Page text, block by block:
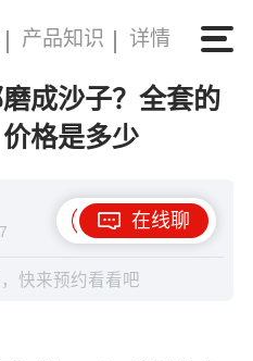
产品知识 详情
成沙子？全套的
格是多少
在线聊
快来预约看看吧